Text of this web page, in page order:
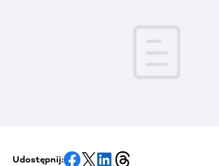
Udostępnij: